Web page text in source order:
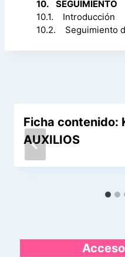
10. SEGUIMIENTO
10.1. Introducción
10.2. Seguimiento
Ficha contenido:
AUXILIOS